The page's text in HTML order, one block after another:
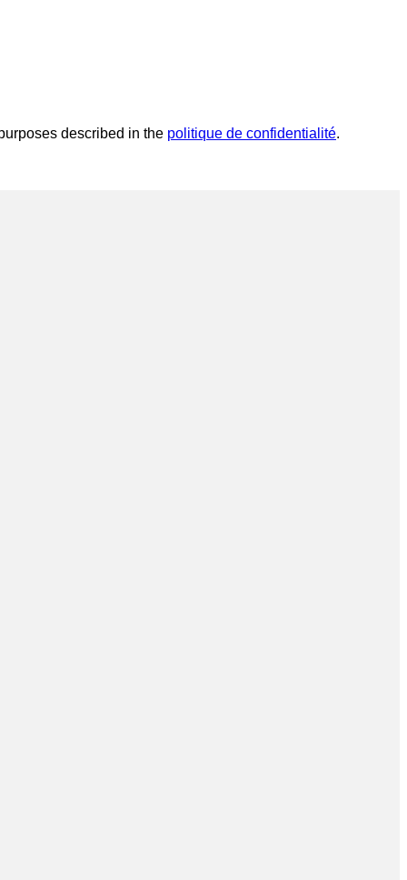
described in the politique de confidentialité.